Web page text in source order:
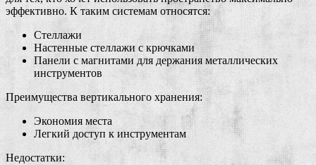
эффективно. К таким системам относятся:
Стеллажи
Настенные стеллажи с крючками
Панели с магнитами для держания металлических
инструментов
Преимущества вертикального хранения:
Экономия места
Легкий доступ к инструментам
Недостатки: